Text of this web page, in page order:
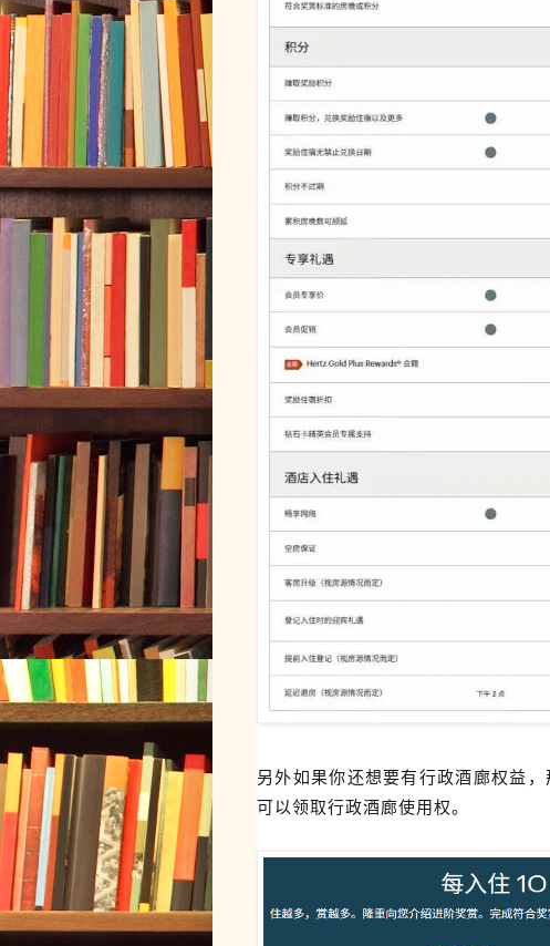
另外如果你还想要有行政酒廊权益
可以领取行政酒廊使用权。